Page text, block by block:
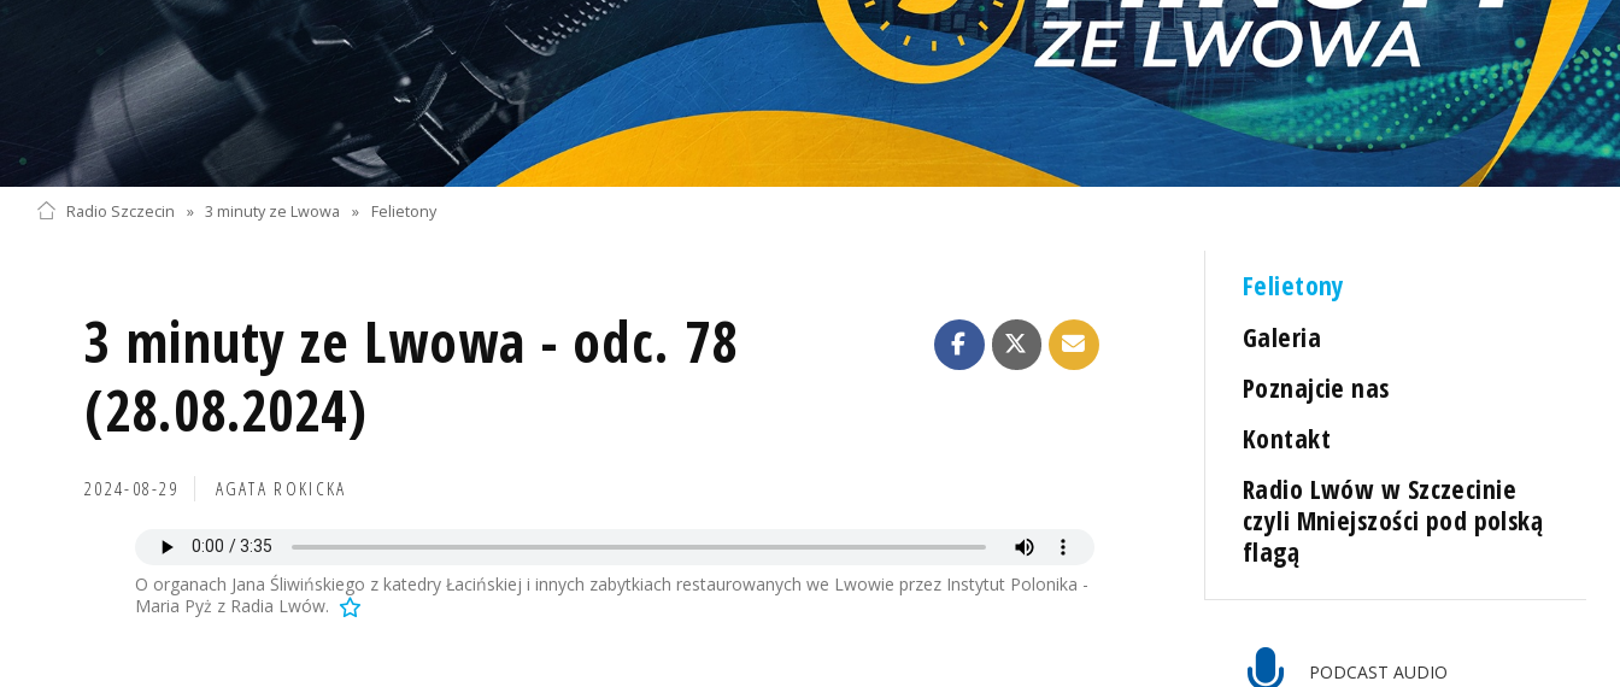
Radio Szczecin » 3 minuty ze Lwowa » Felietony
3 minuty ze Lwowa - odc. 78
(28.08.2024)
2024-08-29 AGATA ROKICKA
O organach Jana Śliwińskiego z katedry Łacińskiej i innych zabytkiach restaurowanych we Lwowie przez Instytut Polonika -
Maria Pyż z Radia Lwów.
Felietony
Galeria
Poznajcie nas
Kontakt
Radio Lwów w Szczecinie
czyli Mniejszości pod polską
flagą
PODCAST AUDIO